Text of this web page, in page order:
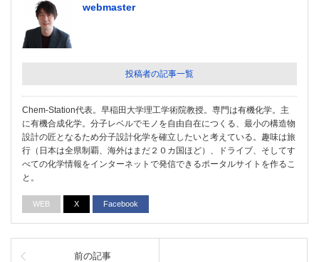
webmaster
投稿者の記事一覧
Chem-Station代表。早稲田大学理工学術院教授。専門は有機化学。主
に有機合成化学。分子レベルでモノを自由自在につくる、最小の構造物
設計の匠となるため分子設計化学を確立したいと考えている。趣味は旅
行（日本は全県制覇、海外はまだ２０カ国ほど）、ドライブ、そしてす
べての化学情報をインターネットで発信できるポータルサイトを作るこ
と。
WEB X Facebook
前の記事